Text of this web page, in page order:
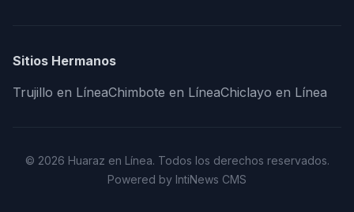
Sitios Hermanos
Trujillo en LíneaChimbote en LíneaChiclayo en Línea
© 2026 Huaraz en Línea. Todos los derechos reservados.
Powered by IntiNews CMS